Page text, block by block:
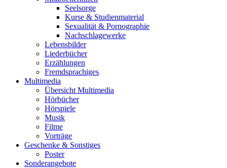
Seelsorge
Kurse & Studienmaterial
Sexualität & Pornographie
Nachschlagewerke
Lebensbilder
Liederbücher
Erzählungen
Fremdsprachiges
Multimedia
Übersicht Multimedia
Hörbücher
Hörspiele
Musik
Filme
Vorträge
Geschenke & Sonstiges
Poster
Sonderangebote